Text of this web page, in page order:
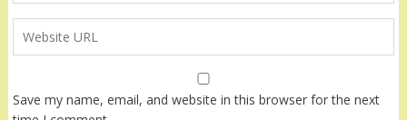
Save my name, email, and website in this browser for the next